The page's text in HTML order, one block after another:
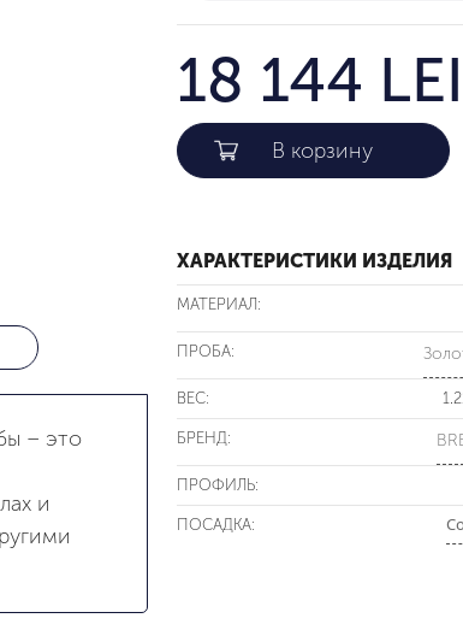
– это
и
18 144 LEI
ХАРАКТЕРИСТИКИ ИЗДЕЛИЯ
МАТЕРИАЛ:
ПРОБА:
ВЕС:
БРЕНД:
ПРОФИЛЬ:
ПОСАДКА: